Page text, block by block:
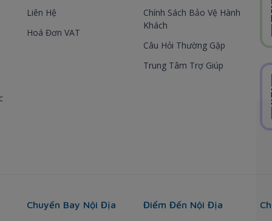
Liên Hệ
Hoá Đơn VAT
Chính Sách Bảo Vệ Hành
Khách
Câu Hỏi Thường Gặp
Trung Tâm Trợ Giúp
Chuyến Bay Nội Địa Điểm Đến Nội Địa